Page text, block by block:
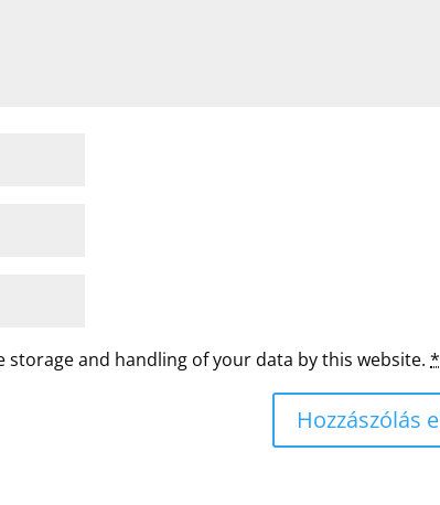
storage and handling of your data by this website.*